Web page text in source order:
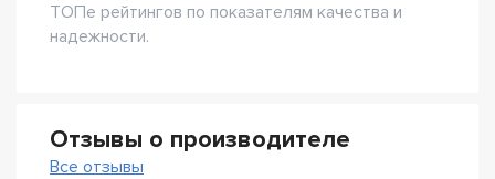
ТОПе рейтингов по показателям качества и
надежности.
Отзывы о производителе
Все отзывы